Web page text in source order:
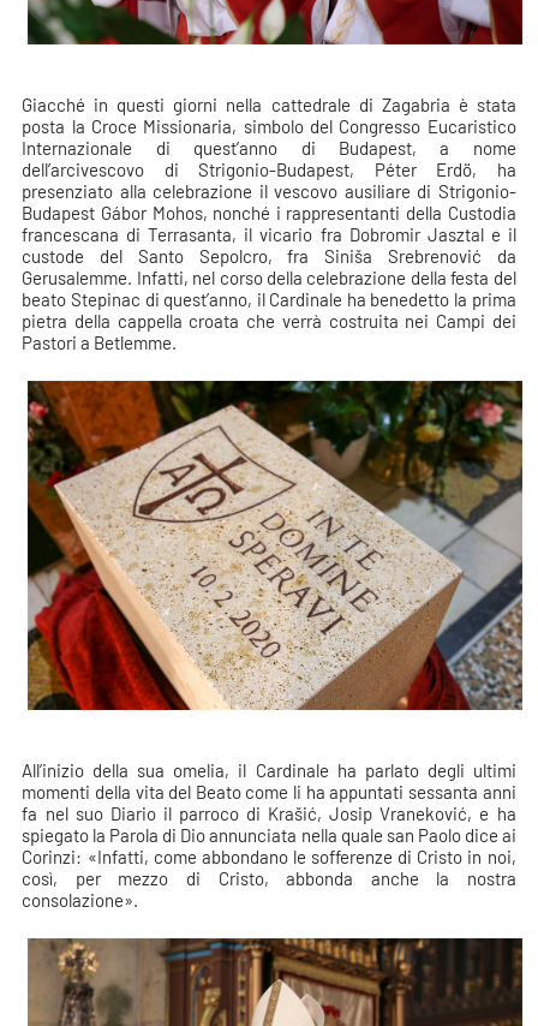
Giacché in questi giorni nella cattedrale di Zagabria è stata
posta la Croce Missionaria, simbolo del Congresso Eucaristico
Internazionale di quest’anno di Budapest, a nome
dell’arcivescovo di Strigonio-Budapest, Péter Erdö, ha
presenziato alla celebrazione il vescovo ausiliare di Strigonio-
Budapest Gábor Mohos, nonché i rappresentanti della Custodia
francescana di Terrasanta, il vicario fra Dobromir Jasztal e il
custode del Santo Sepolcro, fra Siniša Srebrenović da
Gerusalemme. Infatti, nel corso della celebrazione della festa del
beato Stepinac di quest’anno, il Cardinale ha benedetto la prima
pietra della cappella croata che verrà costruita nei Campi dei
Pastori a Betlemme.
All’inizio della sua omelia, il Cardinale ha parlato degli ultimi
momenti della vita del Beato come li ha appuntati sessanta anni
fa nel suo Diario il parroco di Krašić, Josip Vraneković, e ha
spiegato la Parola di Dio annunciata nella quale san Paolo dice ai
Corinzi: «Infatti, come abbondano le sofferenze di Cristo in noi,
così, per mezzo di Cristo, abbonda anche la nostra
consolazione».